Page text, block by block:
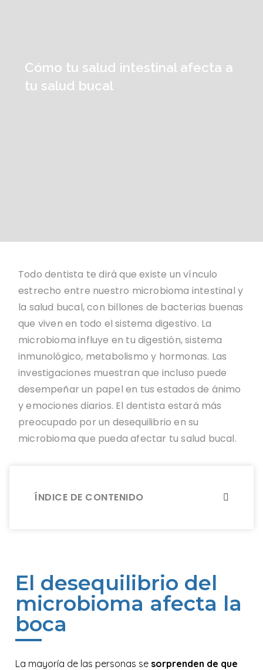
Cómo tu salud intestinal afecta a
tu salud bucal
ÍNDICE DE CONTENIDO
Todo dentista te dirá que existe un vínculo
estrecho entre nuestro microbioma intestinal y
la salud bucal, con billones de bacterias buenas
que viven en todo el sistema digestivo. La
microbioma influye en tu digestión, sistema
inmunológico, metabolismo y hormonas. Las
investigaciones muestran que incluso puede
desempeñar un papel en tus estados de ánimo
y emociones diarios. El dentista estará más
preocupado por un desequilibrio en su
microbioma que pueda afectar tu salud bucal.
El desequilibrio del
microbioma afecta la
boca
La mayoría de las personas se sorprenden de que